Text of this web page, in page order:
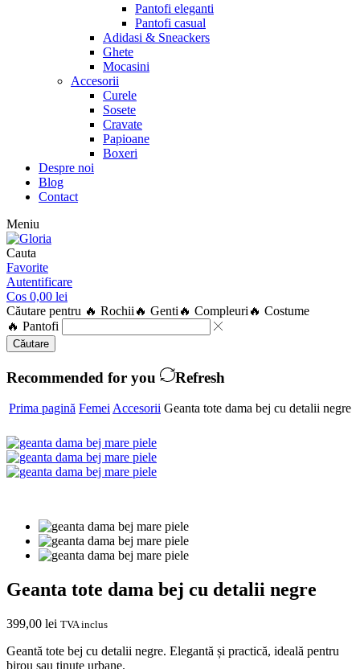
Pantofi eleganti
Pantofi casual
Adidasi & Sneackers
Ghete
Mocasini
Accesorii
Curele
Sosete
Cravate
Papioane
Boxeri
Despre noi
Blog
Contact
Meniu
Cauta
Favorite
Autentificare
Cos 0,00 lei
Căutare pentru 🔥 Rochii 🔥 Genti 🔥 Compleuri 🔥 Costume
🔥 Pantofi
Căutare
Recommended for you Refresh
Prima pagină Femei Accesorii Geanta tote dama bej cu detalii negre
Geanta tote dama bej cu detalii negre
399,00 lei TVA inclus
Geantă tote bej cu detalii negre. Elegantă și practică, ideală pentru
birou sau ținute urbane.